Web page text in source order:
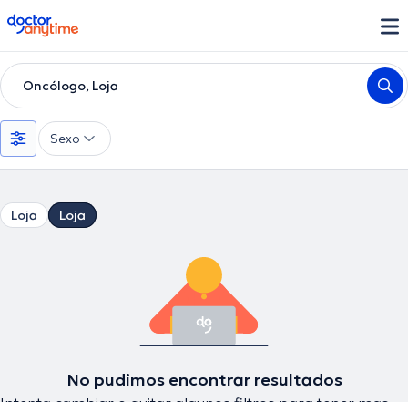
doctoranytime
Oncólogo, Loja
Sexo
Loja Loja
No pudimos encontrar resultados